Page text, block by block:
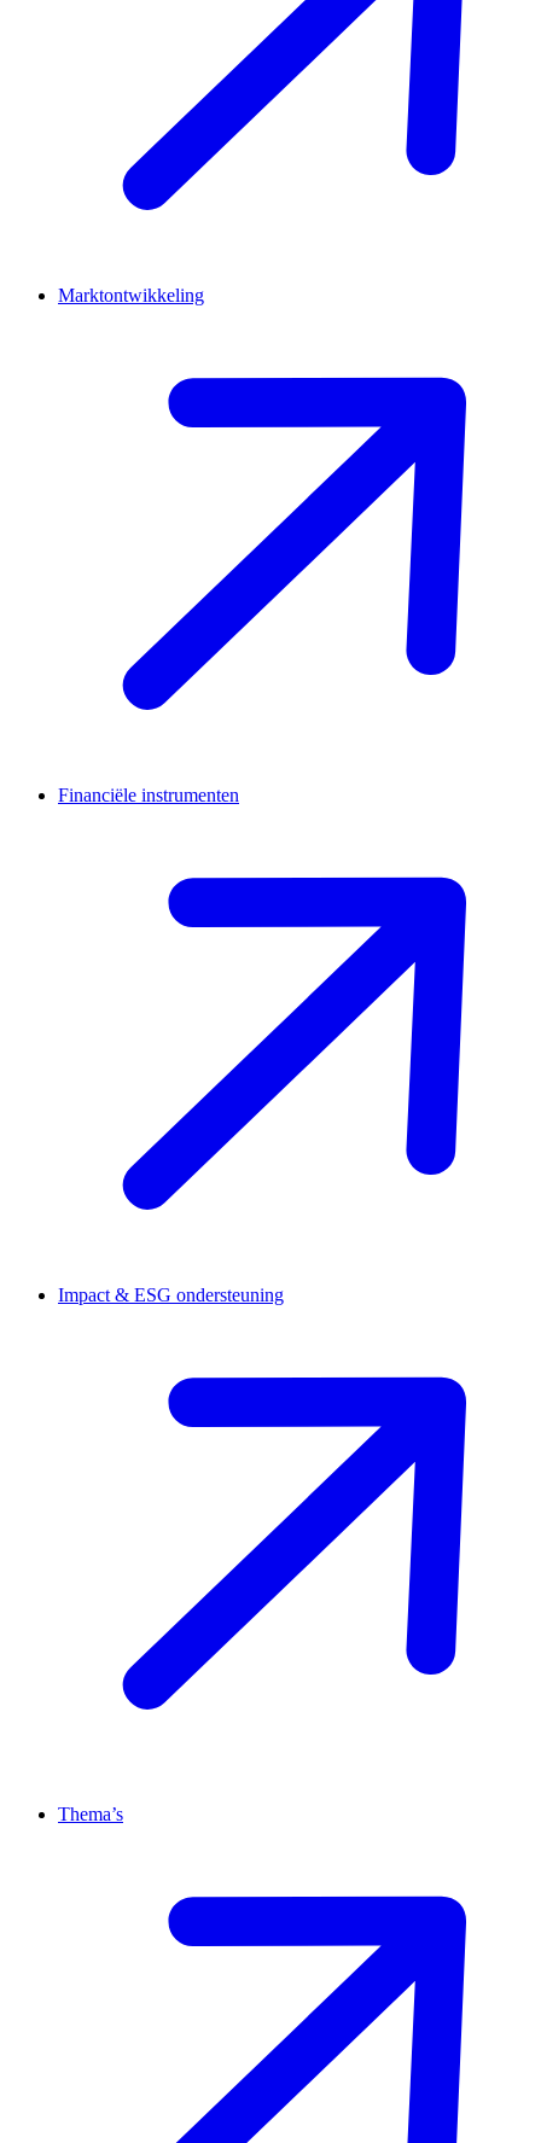
Marktontwikkeling
Financiële instrumenten
Impact & ESG ondersteuning
Thema’s